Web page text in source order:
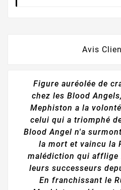
Avis
Figure auréolée de
chez les Blood
Mephiston a la
celui qui a triomphé
Blood Angel n'a
la mort et vaincu la
malédiction qui afflige
leurs successeurs
En franchissant le